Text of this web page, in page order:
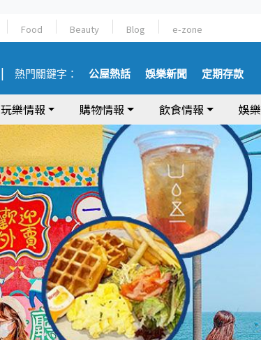
Food Beauty Blog e-zone
熱門關鍵字： 公屋熱話 娛樂新聞 定期存款
玩樂情報 購物情報 飲食情報 娛樂